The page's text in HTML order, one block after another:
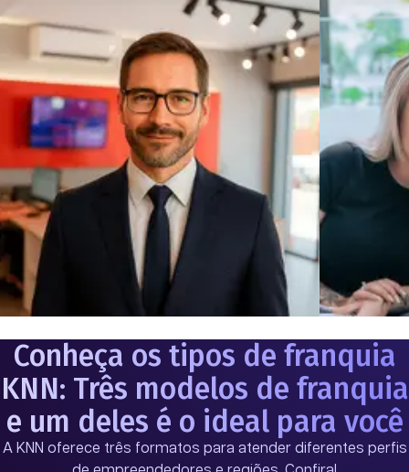
Conheça os tipos de franquia
KNN: Três modelos de franquia
e um deles é o ideal para você
A KNN oferece três formatos para atender diferentes perfis